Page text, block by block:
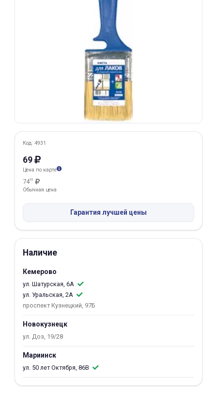
Код: 4931
69
Цена по карте
7490
Обычная цена
Гарантия лучшей цены
Наличие
Кемерово
ул. Шатурская, 6А
ул. Уральская, 2А
проспект Кузнецкий, 97Б
Новокузнецк
ул. Доз, 19/28
Мариинск
ул. 50 лет Октября, 86В
Добавляйте товары
Оплачивайте сегодня только
% картой любого банка
Получайте товар
Оставшиеся
списываться
по
Подробнее
об оплате Плайтом
раз в 2
недели
Остались вопросы?
8 800 302-02-51
plait.ru